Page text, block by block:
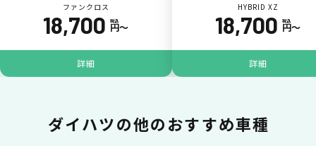
一括払いが可能
ファンクロス
18,700 税込
円〜
詳細
HYBRID XZ
18,700 税込
円〜
詳細
ダイハツの他のおすすめ車種